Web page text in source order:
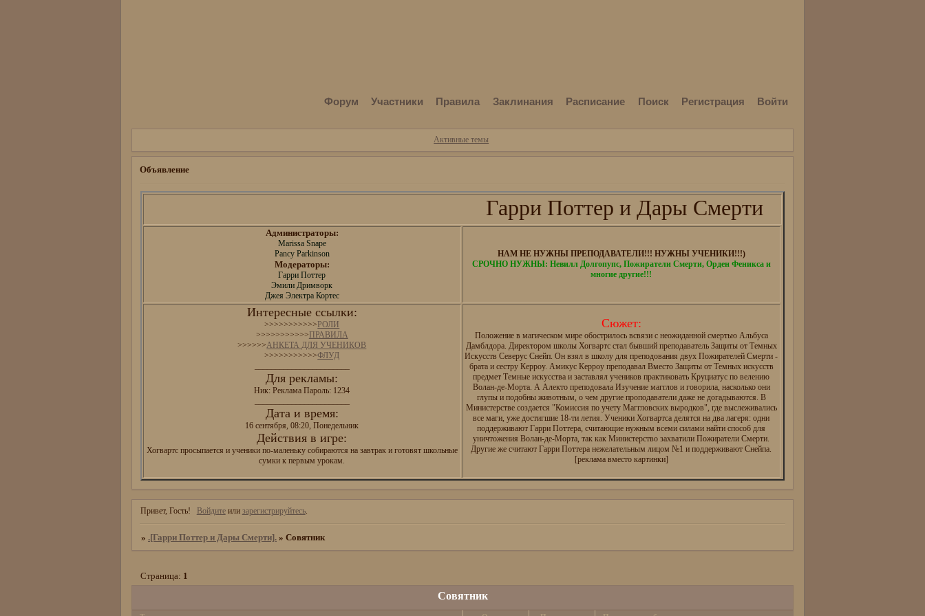
Форум Участники Правила Заклинания Расписание Поиск Регистрация Войти
Активные темы
Объявление
Гарри Поттер и Дары Смерти
Администраторы:
Marissa Snape
Pancy Parkinson
Модераторы:
Гарри Поттер
Эмили Дримворк
Джея Электра Кортес
НАМ НЕ НУЖНЫ ПРЕПОДАВАТЕЛИ!!! НУЖНЫ УЧЕНИКИ!!!)
СРОЧНО НУЖНЫ: Невилл Долгопупс, Пожиратели Смерти, Орден Феникса и
многие другие!!!
Интересные ссылки:
>>>>>>>>>>> РОЛИ
>>>>>>>>>>> ПРАВИЛА
>>>>>>АНКЕТА ДЛЯ УЧЕНИКОВ
>>>>>>>>>>>ФЛУД
Для рекламы:
Ник: Реклама Пароль: 1234
Дата и время:
16 сентября, 08:20, Понедельник
Действия в игре:
Хогвартс просыпается и ученики по-маленьку собираются на завтрак и готовят школьные
сумки к первым урокам.
Сюжет:
Положение в магическом мире обострилось всвязи с неожиданной смертью Альбуса
Дамблдора. Директором школы Хогвартс стал бывший преподаватель Защиты от Темных
Искусств Северус Снейп. Он взял в школу для преподования двух Пожирателей Смерти -
брата и сестру Керроу. Амикус Керроу преподавал Вместо Защиты от Темных искусств
предмет Темные искусства и заставлял учеников практиковать Круциатус по велению
Волан-де-Морта. А Алекто преподовала Изучение магглов и говорила, насколько они
глупы и подобны животным, о чем другие проподаватели даже не догадываются. В
Министерстве создается "Комиссия по учету Маггловских выродков", где выслеживались
все маги, уже достигшие 18-ти летия. Ученики Хогвартса делятся на два лагеря: одни
поддерживают Гарри Поттера, считающие нужным всеми силами найти способ для
уничтожения Волан-де-Морта, так как Министерство захватили Пожиратели Смерти.
Другие же считают Гарри Поттера нежелательным лицом №1 и поддерживают Снейпа.
[реклама вместо картинки]
Привет, Гость! Войдитеили зарегистрируйтесь.
» .[Гарри Поттер и Дары Смерти]. » Совятник
Совятник
Страница: 1